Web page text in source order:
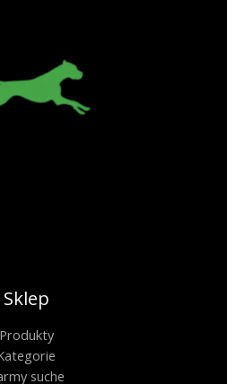
Sklep
Produkty
suche